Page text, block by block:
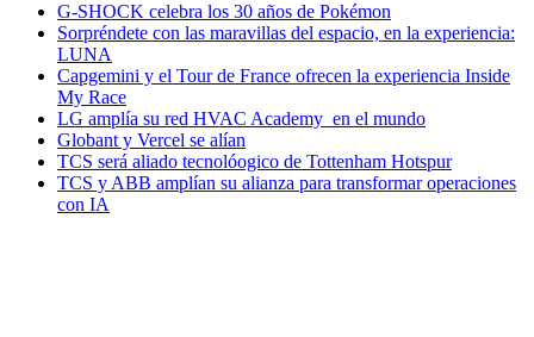
G-SHOCK celebra los 30 años de Pokémon
Sorpréndete con las maravillas del espacio, en la experiencia:
LUNA
Capgemini y el Tour de France ofrecen la experiencia Inside
My Race
LG amplía su red HVAC Academy en el mundo
Globant y Vercel se alían
TCS será aliado tecnolóogico de Tottenham Hotspur
TCS y ABB amplían su alianza para transformar operaciones
con IA